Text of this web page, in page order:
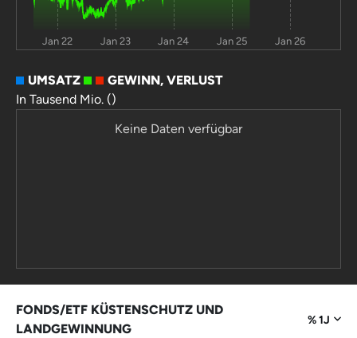
Jan 22 Jan 23 Jan 24 Jan 25 Jan 26
UMSATZ
GEWINN, VERLUST
In Tausend Mio. ()
Keine Daten verfügbar
FONDS/ETF KÜSTENSCHUTZ UND
LANDGEWINNUNG
% 1J